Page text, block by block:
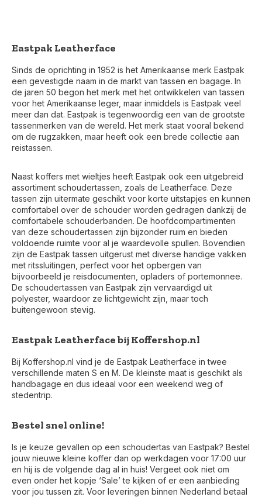
Voor 17:00 besteld, is vandaag verzonden (ma-vr)
Eastpak Leatherface
Sinds de oprichting in 1952 is het Amerikaanse merk Eastpak
een gevestigde naam in de markt van tassen en bagage. In
de jaren 50 begon het merk met het ontwikkelen van tassen
voor het Amerikaanse leger, maar inmiddels is Eastpak veel
meer dan dat. Eastpak is tegenwoordig een van de grootste
tassenmerken van de wereld. Het merk staat vooral bekend
om de rugzakken, maar heeft ook een brede collectie aan
reistassen.
Naast koffers met wieltjes heeft Eastpak ook een uitgebreid
assortiment schoudertassen, zoals de Leatherface. Deze
tassen zijn uitermate geschikt voor korte uitstapjes en kunnen
comfortabel over de schouder worden gedragen dankzij de
comfortabele schouderbanden. De hoofdcompartimenten
van deze schoudertassen zijn bijzonder ruim en bieden
voldoende ruimte voor al je waardevolle spullen. Bovendien
zijn de Eastpak tassen uitgerust met diverse handige vakken
met ritssluitingen, perfect voor het opbergen van
bijvoorbeeld je reisdocumenten, opladers of portemonnee.
De schoudertassen van Eastpak zijn vervaardigd uit
polyester, waardoor ze lichtgewicht zijn, maar toch
buitengewoon stevig.
Eastpak Leatherface bij Koffershop.nl
Bij Koffershop.nl vind je de Eastpak Leatherface in twee
verschillende maten S en M. De kleinste maat is geschikt als
handbagage en dus ideaal voor een weekend weg of
stedentrip.
Bestel snel online!
Is je keuze gevallen op een schoudertas van Eastpak? Bestel
jouw nieuwe kleine koffer dan op werkdagen voor 17:00 uur
en hij is de volgende dag al in huis! Vergeet ook niet om
even onder het kopje ‘Sale’ te kijken of er een aanbieding
voor jou tussen zit. Voor leveringen binnen Nederland betaal